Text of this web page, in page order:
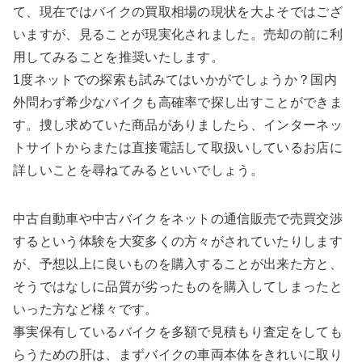
て、現在ではバイクの買取相場の現状を大よそではござ
いますが、見ることが現実化されました。売却の前に利
用してみることを推奨いたします。
1度ネットでの探索も試みてはいかがでしょうか？国内
外問わず希少なバイクも高確率で探し出すことができま
す。捜し求めていた商品がありましたら、インターネッ
トサイトからまたは直接電話して取扱いしているお店に
詳しいことを尋ねてみるといいでしょう。
中古自動車や中古バイクをネットの通信販売で売買交渉
するという体験を大変多くの方々がされていたりします
が、予想以上に良いものを購入することが出来た方と、
そうではなしに品質が劣ったものを購入してしまったと
いった方など様々です。
事実保有しているバイクを多額で見積もり査定をしても
らうための肝は、まずバイクの車両本体をきれいに取り